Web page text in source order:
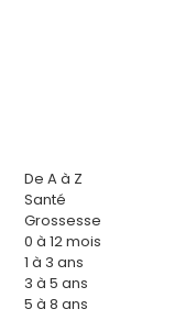
De A à Z
Santé
Grossesse
0 à 12 mois
1 à 3 ans
3 à 5 ans
5 à 8 ans